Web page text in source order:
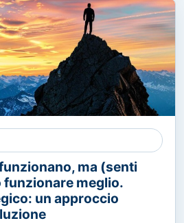
ma (senti
meglio.
un approccio